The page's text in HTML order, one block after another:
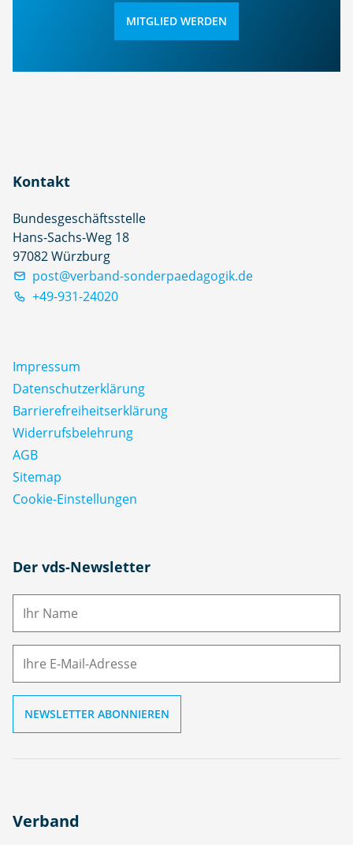
MITGLIED WERDEN
Kontakt
Bundesgeschäftsstelle
Hans-Sachs-Weg 18
97082 Würzburg
post@verband-sonderpaedagogik.de
+49-931-24020
Impressum
Datenschutz­erklärung
Barrierefreiheitserklärung
Widerrufsbelehrung
AGB
Sitemap
Cookie-Einstellungen
Der vds-Newsletter
N
M
Verband